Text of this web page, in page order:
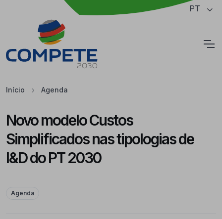
Saltar para o conteúdo principal da página PT
Início Agenda
Novo modelo Custos
Simplificados nas tipologias de
I&D do PT 2030
Agenda